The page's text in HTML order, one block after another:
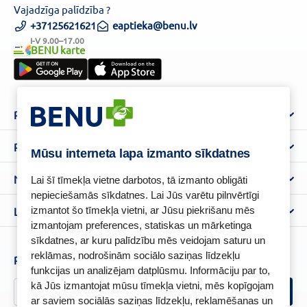
Mūsu interneta lapa izmanto sīkdatnes
Lai šī tīmekļa vietne darbotos, tā izmanto obligāti
nepieciešamās sīkdatnes. Lai Jūs varētu pilnvērtīgi
izmantot šo tīmekļa vietni, ar Jūsu piekrišanu mēs
izmantojam preferences, statiskas un mārketinga
sīkdatnes, ar kuru palīdzību mēs veidojam saturu un
reklāmas, nodrošinām sociālo saziņas līdzekļu
funkcijas un analizējam datplūsmu. Informāciju par to,
kā Jūs izmantojat mūsu tīmekļa vietni, mēs kopīgojam
ar saviem sociālās saziņas līdzekļu, reklamēšanas un
Vajadzīga palīdzība ?
+37125621621
I-V 9.00–17.00
eaptieka@benu.lv
BENU karte
Par mums
Par BENU
Benu Blogs
Aptiekas
Palīdzība un informācija
BENU Aptieka kontakti
Piegāde
Biežāk uzdotie jautājumi
Kā iepirkties
Noteikumi
Lietošanas noteikumi
Atteikuma tiesību veidlapa
Privātuma politika
Sīkfailu politika
Videonovērošanas politika
Lojalitātes programma
BENU karte
Senioru priekšrocības
Īpašās priekšrocības
BENU lietotne
Piesakies un esi pirmais, kas uzzina BENU jaunumus!